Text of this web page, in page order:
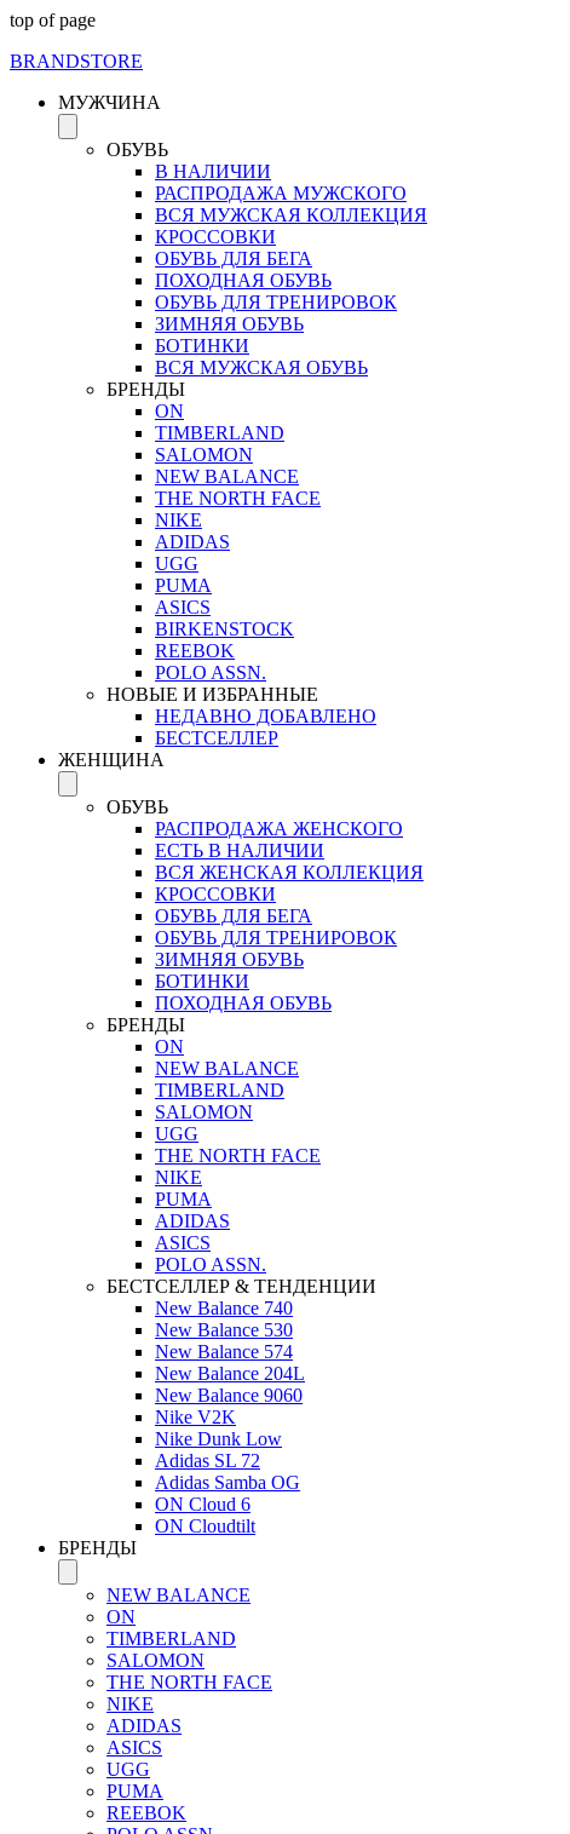
top of page
BRANDSTORE
МУЖЧИНА
ОБУВЬ
В НАЛИЧИИ
РАСПРОДАЖА МУЖСКОГО
ВСЯ МУЖСКАЯ КОЛЛЕКЦИЯ
КРОССОВКИ
ОБУВЬ ДЛЯ БЕГА
ПОХОДНАЯ ОБУВЬ
ОБУВЬ ДЛЯ ТРЕНИРОВОК
ЗИМНЯЯ ОБУВЬ
БОТИНКИ
ВСЯ МУЖСКАЯ ОБУВЬ
БРЕНДЫ
ON
TIMBERLAND
SALOMON
NEW BALANCE
THE NORTH FACE
NIKE
ADIDAS
UGG
PUMA
ASICS
BIRKENSTOCK
REEBOK
POLO ASSN.
НОВЫЕ И ИЗБРАННЫЕ
НЕДАВНО ДОБАВЛЕНО
БЕСТСЕЛЛЕР
ЖЕНЩИНА
ОБУВЬ
РАСПРОДАЖА ЖЕНСКОГО
ЕСТЬ В НАЛИЧИИ
ВСЯ ЖЕНСКАЯ КОЛЛЕКЦИЯ
КРОССОВКИ
ОБУВЬ ДЛЯ БЕГА
ОБУВЬ ДЛЯ ТРЕНИРОВОК
ЗИМНЯЯ ОБУВЬ
БОТИНКИ
ПОХОДНАЯ ОБУВЬ
БРЕНДЫ
ON
NEW BALANCE
TIMBERLAND
SALOMON
UGG
THE NORTH FACE
NIKE
PUMA
ADIDAS
ASICS
POLO ASSN.
БЕСТСЕЛЛЕР & ТЕНДЕНЦИИ
New Balance 740
New Balance 530
New Balance 574
New Balance 204L
New Balance 9060
Nike V2K
Nike Dunk Low
Adidas SL 72
Adidas Samba OG
ON Cloud 6
ON Cloudtilt
БРЕНДЫ
NEW BALANCE
ON
TIMBERLAND
SALOMON
THE NORTH FACE
NIKE
ADIDAS
ASICS
UGG
PUMA
REEBOK